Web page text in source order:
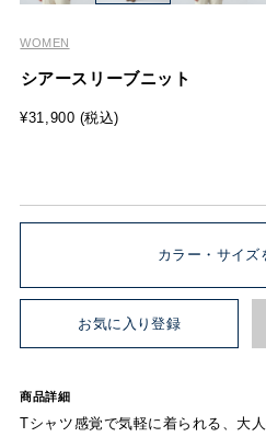
WOMEN
シアースリーブニット
¥31,900 (税込)
カラー・サイズ
お気に入り登録
商品詳細
Tシャツ感覚で気軽に着られる、大